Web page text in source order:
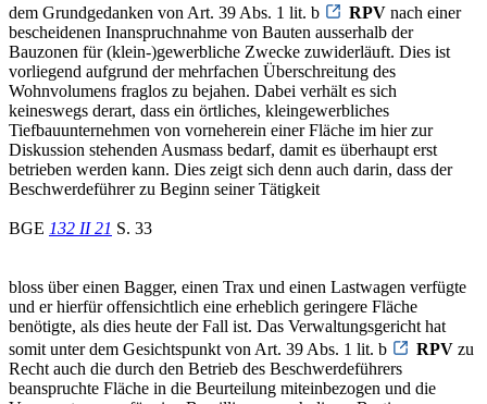
dem Grundgedanken von Art. 39 Abs. 1 lit. b
RPV nach einer
bescheidenen Inanspruchnahme von Bauten ausserhalb der
Bauzonen für (klein-)gewerbliche Zwecke zuwiderläuft. Dies ist
vorliegend aufgrund der mehrfachen Überschreitung des
Wohnvolumens fraglos zu bejahen. Dabei verhält es sich
keineswegs derart, dass ein örtliches, kleingewerbliches
Tiefbauunternehmen von vorneherein einer Fläche im hier zur
Diskussion stehenden Ausmass bedarf, damit es überhaupt erst
betrieben werden kann. Dies zeigt sich denn auch darin, dass der
Beschwerdeführer zu Beginn seiner Tätigkeit
BGE 132 II 21 S. 33
bloss über einen Bagger, einen Trax und einen Lastwagen verfügte
und er hierfür offensichtlich eine erheblich geringere Fläche
benötigte, als dies heute der Fall ist. Das Verwaltungsgericht hat
somit unter dem Gesichtspunkt von Art. 39 Abs. 1 lit. b
RPV zu
Recht auch die durch den Betrieb des Beschwerdeführers
beanspruchte Fläche in die Beurteilung miteinbezogen und die